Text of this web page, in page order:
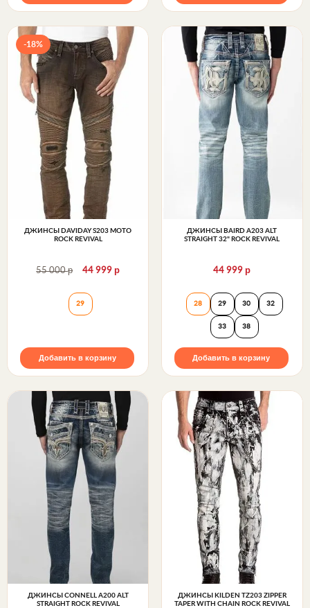
-18%
ДЖИНСЫ DAVIDAY S203 MOTO
ROCK REVIVAL
55 000р 44 999р
Джинсы DAVIDAY S203 MOTO Rock Revival
29
Добавить в корзину
ДЖИНСЫ BAIRD A203 ALT
STRAIGHT 32" ROCK REVIVAL
44 999р
Джинсы BAIRD
28 29 30 32
33 38
Добавить в корзину
ДЖИНСЫ CONNELL A200 ALT
STRAIGHT ROCK REVIVAL
ДЖИНСЫ KILDEN TZ203 ZIPPER
TAPER WITH CHAIN ROCK REVIVAL